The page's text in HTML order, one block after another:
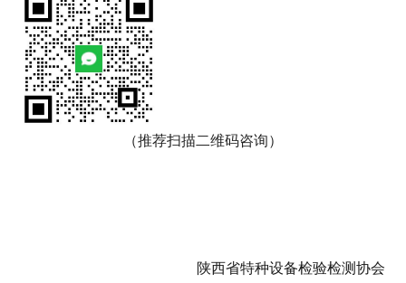
（推荐扫描二维码咨询）
陕西省特种设备检验检测协会